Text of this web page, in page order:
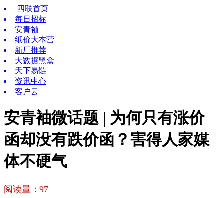
四联首页
每日招标
安青袖
纸价大本营
新厂推荐
大数据黑盒
天下易链
资讯中心
客户云
安青袖微话题 | 为何只有涨价
函却没有跌价函？害得人家媒
体不硬气
阅读量： 97